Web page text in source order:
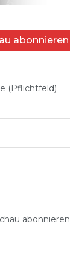
abonnieren
(Pflichtfeld)
abonnieren